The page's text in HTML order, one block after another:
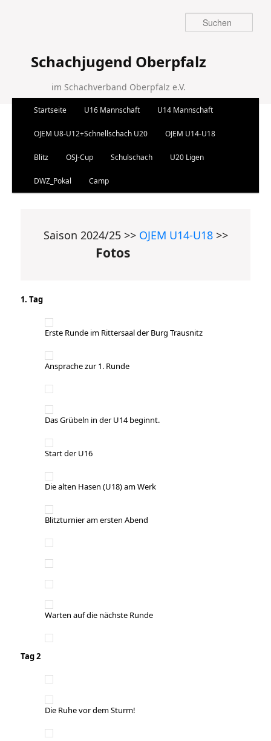
Schachjugend Oberpfalz
im Schachverband Oberpfalz e.V.
Suchen
Zum Inhalt wechseln
Zum sekundären Inhalt wechseln
Startseite U16 Mannschaft U14 Mannschaft
OJEM U8-U12+Schnellschach U20 OJEM U14-U18
Blitz OSJ-Cup Schulschach U20 Ligen
DWZ_Pokal Camp
Saison 2024/25 >> OJEM U14-U18>>
Fotos
1. Tag
Erste Runde im Rittersaal der Burg Trausnitz
Ansprache zur 1. Runde
Das Grübeln in der U14 beginnt.
Start der U16
Die alten Hasen (U18) am Werk
Blitzturnier am ersten Abend
Warten auf die nächste Runde
Tag 2
Die Ruhe vor dem Sturm!